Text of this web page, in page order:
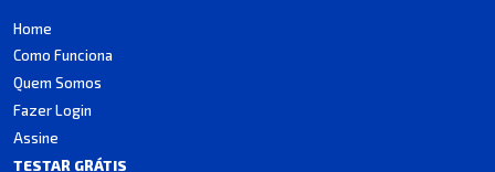
Home
Como Funciona
Quem Somos
Fazer Login
Assine
TESTAR GRÁTIS